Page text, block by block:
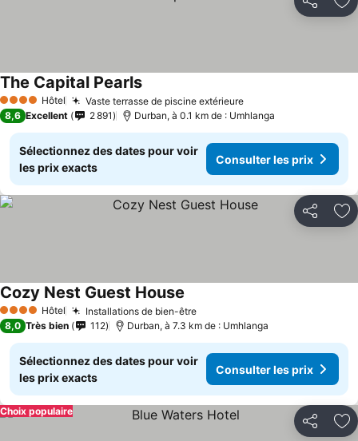
Partager
4 Étoiles Hôtel Vaste terrasse de piscine extérieure
The Capital Pearls
8,6 Excellent 2 891 Durban, à 0.1 km de : Umhlanga
Sélectionnez des dates pour voir
les prix exacts
Consulter les prix
Partager
4 Étoiles Hôtel Installations de bien-être
Cozy Nest Guest House
8,0 Très bien 112 Durban, à 7.3 km de : Umhlanga
Sélectionnez des dates pour voir
les prix exacts
Consulter les prix
Partager
Choix populaire